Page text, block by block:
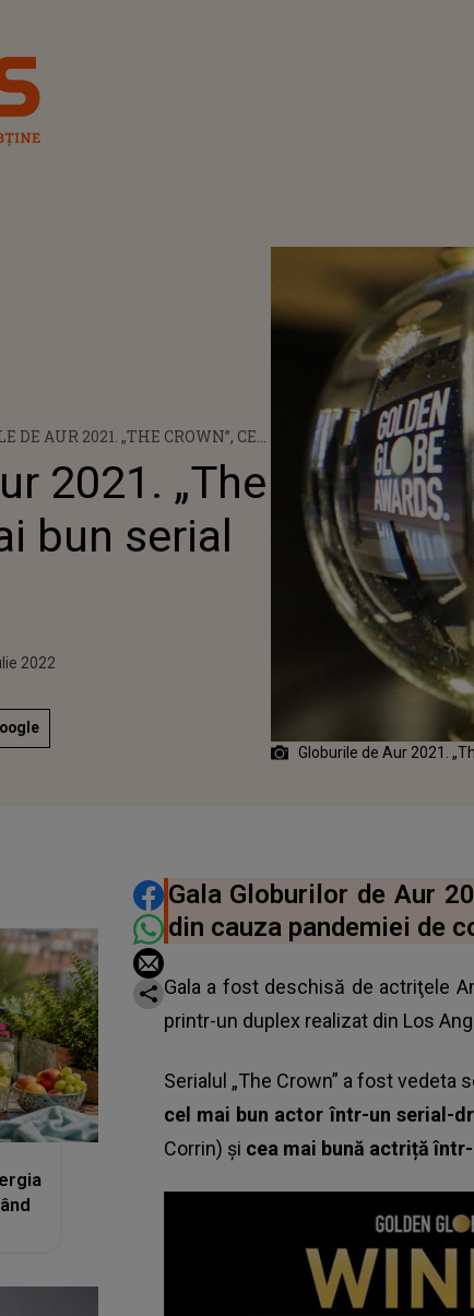
DE AUR 2021. „THE CROWN”, CEL
2021. „The
bun serial
2022
Globurile de Aur 2021.
DISTRIBUIE ARTICOLUL
Gala Globurilor de Aur
din cauza pandemiei de
Gala a fost deschisă de actriţele
printr-un duplex realizat din Los
Serialul „The Crown” a fost vedeta
cel mai bun actor într-un serial-
Corrin) și cea mai bună actriță